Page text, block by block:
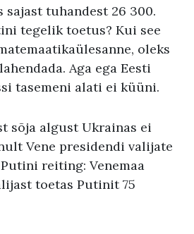
tuhandest 26 300.
tegelik toetus? Kui see
oleks
Aga ega Eesti
tasemeni alati ei küüni.
sõja algust Ukrainas ei
Vene presidendi valijate
reiting: Venemaa
toetas Putinit 75